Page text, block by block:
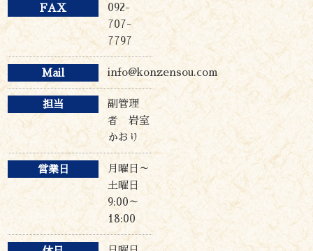
FAX
092-
707-
7797
Mail info@konzensou.com
担当
副管理
者 岩室
かおり
営業日
月曜日～
土曜日
9:00～
18:00